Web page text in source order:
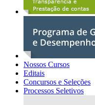
Nossos Cursos
Editais
Concursos e Seleções
Processos Seletivos